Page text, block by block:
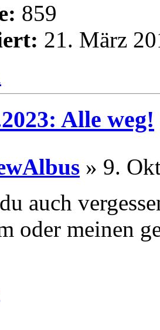
859
21. März
Alle weg!
» 9.
auch
oder meinen